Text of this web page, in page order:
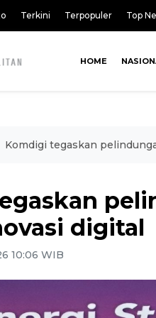
Terkini Terpopuler Top
HOME
Komdigi tegaskan
digital
10:06 WIB